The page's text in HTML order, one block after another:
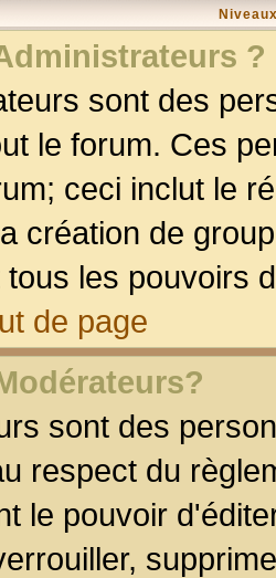
?
sont des
le forum. Ces
ceci inclut le
création de
les pouvoirs
de page
sont des
respect du
le pouvoir